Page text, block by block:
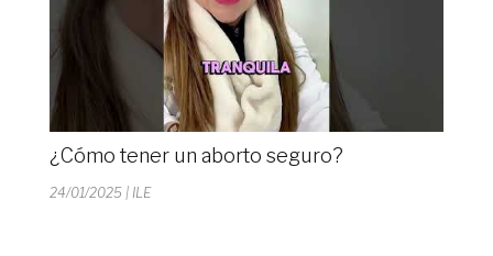
¿Cómo tener un aborto seguro?
24/01/2025 | ILE